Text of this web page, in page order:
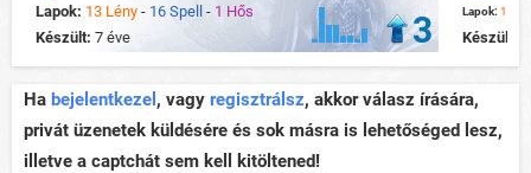
Lapok: 13 Lény - 16 Spell - 1 Hős
Készült: 7 éve 3 Lapok: 14
Készült:
Ha bejelentkezel , vagy regisztrálsz, akkor válasz írására,
privát üzenetek küldésére és sok másra is lehetőséged lesz,
illetve a captchát sem kell kitöltened!